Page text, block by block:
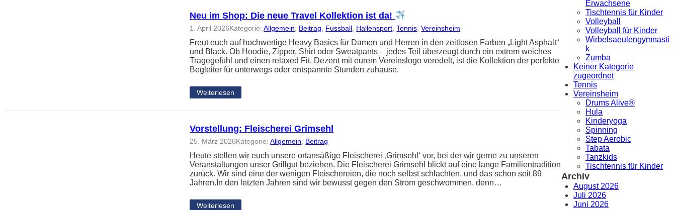
Neu im Shop: Die neue Travel Kollektion ist da!
1. April 2026Kategorie:Allgemein Beitrag Fussball Hallensport , Tennis , Vereinsheim
Freut euch auf hochwertige Heavy Basics für Damen und Herren in den zeitlosen Farben „Light Asphalt“
und Black. Ob Hoodie, Zipper, Shirt oder Sweatpants – jedes Teil überzeugt durch ein extrem weiches
Tragegefühl und einen relaxed Fit. Dezent mit eurem Vereinslogo veredelt, ist die Kollektion der perfekte
Begleiter für unterwegs oder entspannte Stunden zuhause.
Weiterlesen
Vorstellung: Fleischerei Grimsehl
25. März 2026Kategorie:Allgemein, Beitrag
Heute stellen wir euch unsere ortansäßige Fleischerei ‚Grimsehl‘ vor, bei der wir gerne zu unseren
Veranstaltungen unser Grillgut beziehen. Die Fleischerei Grimsehl blickt auf eine lange Familientradition
zurück. Wir sind eine der wenigen Fleischereien, die noch selbst schlachten, und das schon seit 89
Jahren.In den letzten Jahren sind wir bewusst gegen den Strom geschwommen, denn…
Weiterlesen
Erwachsene
Tischtennis für Kinder
Volleyball
Volleyball für Kinder
Wirbelsaeulengymnasti
k
Zumba
Keiner Kategorie
zugeordnet
Tennis
Vereinsheim
Drums Alive®
Hula
Kinderyoga
Spinning
Step Aerobic
Tabata
Tanzkids
Tischtennis für Kinder
Archiv
August 2026
Juli 2026
Juni 2026